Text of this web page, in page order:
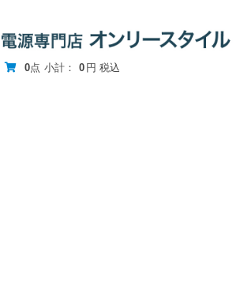
0点 小計： 0 円 税込